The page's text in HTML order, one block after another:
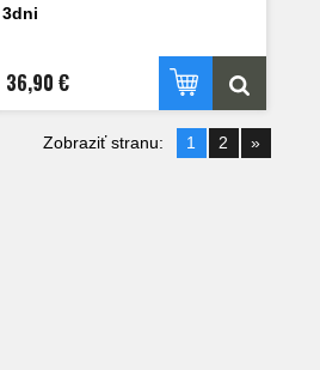
3dni
36,90 €
Zobraziť stranu: 1 2 »